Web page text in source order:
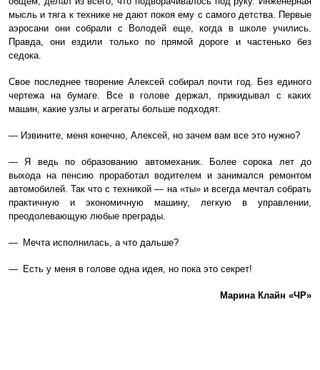
мысль и тяга к технике не дают покоя ему с самого детства. Первые
аэросани они собрали с Володей еще, когда в школе учились.
Правда, они ездили только по прямой дороге и частенько без
седока.
Свое последнее творение Алексей собирал почти год. Без единого
чертежа на бумаге. Все в голове держал, прикидывал с каких
машин, какие узлы и агрегаты больше подходят.
— Извините, меня конечно, Алексей, но зачем вам все это нужно?
— Я ведь по образованию автомеханик. Более сорока лет до
выхода на пенсию проработал водителем и занимался ремонтом
автомобилей. Так что с техникой — на «ты» и всегда мечтал собрать
практичную и экономичную машину, легкую в управлении,
преодолевающую любые преграды.
— Мечта исполнилась, а что дальше?
— Есть у меня в голове одна идея, но пока это секрет!
Марина Клайн «ЧР»